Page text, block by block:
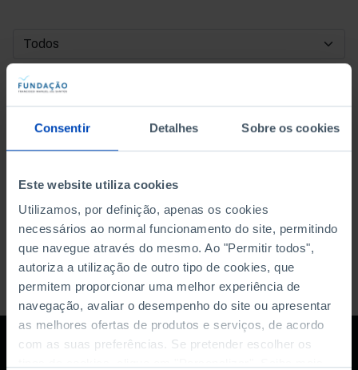
Consentir Detalhes Sobre os cookies
Este website utiliza cookies
Utilizamos, por definição, apenas os cookies
necessários ao normal funcionamento do site, permitindo
que navegue através do mesmo. Ao "Permitir todos",
autoriza a utilização de outro tipo de cookies, que
permitem proporcionar uma melhor experiência de
navegação, avaliar o desempenho do site ou apresentar
as melhores ofertas de produtos e serviços, de acordo
com as suas preferências. Se pretender escolher os
DATA DE INÍCIO
DATA DE FIM